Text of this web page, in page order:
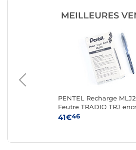
MEILLEURES
PENTEL Recharge
Feutre TRADIO TRJ
x 12
41€46